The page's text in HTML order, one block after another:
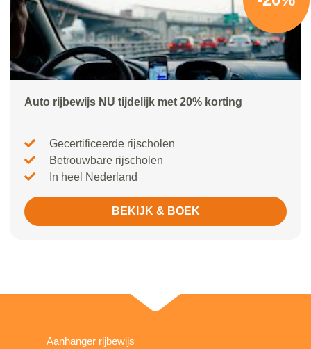
Auto rijbewijs NU tijdelijk met 20% korting
Gecertificeerde rijscholen
Betrouwbare rijscholen
In heel Nederland
BEKIJK & BOEK
Aanhanger rijbewijs